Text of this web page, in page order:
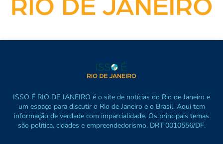
ISSO É RIO DE JANEIRO é o site de notícias do Rio de Janeiro e
um espaço para discutir o Rio de Janeiro e o Brasil. Aqui tem
informação de verdade com imparcialidade. Os principais temas
são política, cidades e empreendedorismo. DRT 0010556/DF.